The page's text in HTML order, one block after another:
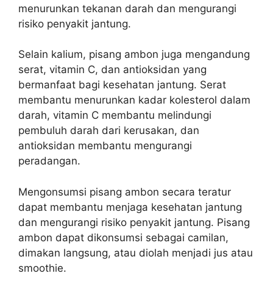
menurunkan tekanan darah dan mengurangi
risiko penyakit jantung.
Selain kalium, pisang ambon juga mengandung
serat, vitamin C, dan antioksidan yang
bermanfaat bagi kesehatan jantung. Serat
membantu menurunkan kadar kolesterol dalam
darah, vitamin C membantu melindungi
pembuluh darah dari kerusakan, dan
antioksidan membantu mengurangi
peradangan.
Mengonsumsi pisang ambon secara teratur
dapat membantu menjaga kesehatan jantung
dan mengurangi risiko penyakit jantung. Pisang
ambon dapat dikonsumsi sebagai camilan,
dimakan langsung, atau diolah menjadi jus atau
smoothie.